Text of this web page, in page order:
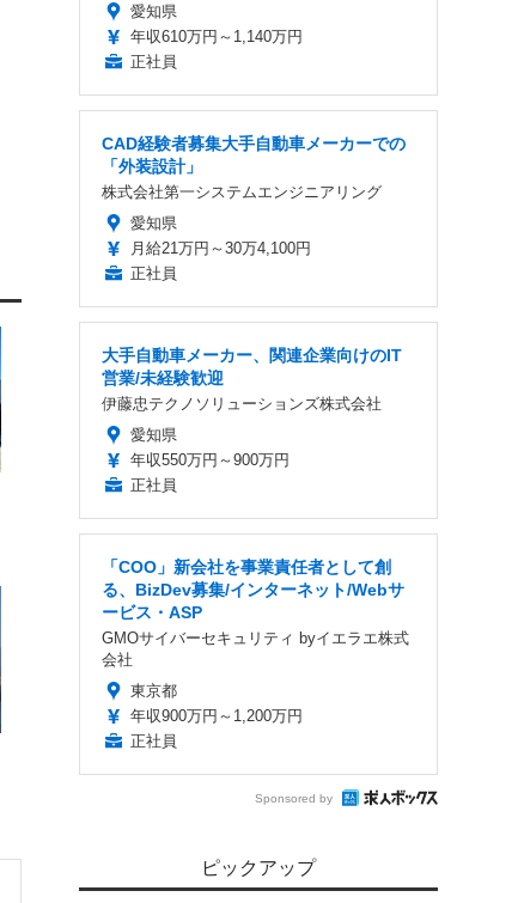
愛知県
年収610万円～1,140万円
正社員
CAD経験者募集大手自動車メーカーでの
「外装設計」
株式会社第一システムエンジニアリング
愛知県
月給21万円～30万4,100円
正社員
大手自動車メーカー、関連企業向けのIT
営業/未経験歓迎
伊藤忠テクノソリューションズ株式会社
愛知県
年収550万円～900万円
正社員
「COO」新会社を事業責任者として創
る、BizDev募集/インターネット/Webサ
ービス・ASP
GMOサイバーセキュリティ byイエラエ株式
会社
東京都
年収900万円～1,200万円
正社員
Sponsored by
ピックアップ